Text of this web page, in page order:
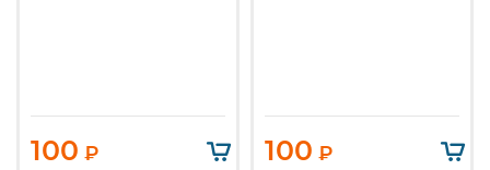
100 ₽ 100 ₽